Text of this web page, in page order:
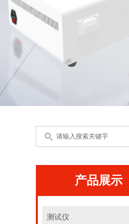
产品展示
测试仪